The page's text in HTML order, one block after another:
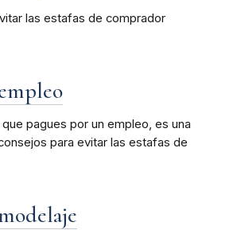
las estafas de comprador
pagues por un empleo, es una
para evitar las estafas de